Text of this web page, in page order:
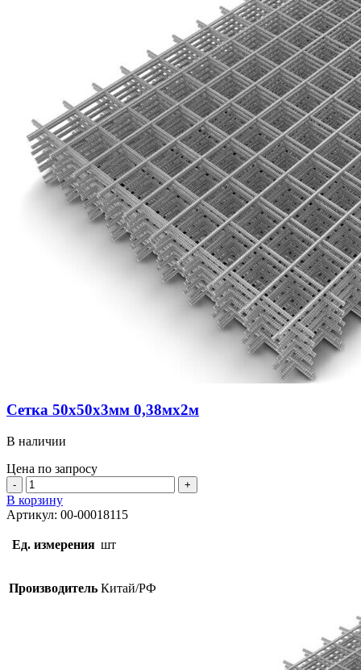
Сетка 50х50х3мм 0,38мх2м
В наличии
Цена по запросу
Количество
товара
Сетка
50х50х3мм
0,38мх2м
В корзину
Артикул: 00-00018115
Ед. измерения шт
Производитель Китай/РФ